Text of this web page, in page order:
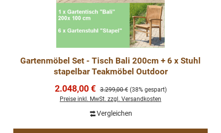
Gartenmöbel Set - Tisch Bali 200cm + 6 x Stuhl
stapelbar Teakmöbel Outdoor
Verkaufspreis:
2.048,00 € Regulärer Preis:
3.299,00 € (38% gespart)
Preise inkl. MwSt. zzgl. Versandkosten
Vergleichen